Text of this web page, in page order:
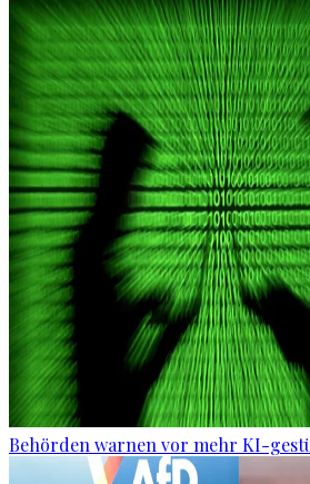
Behörden warnen vor mehr KI-